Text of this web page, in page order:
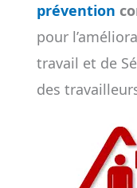
prévention
pour
travail et de
des